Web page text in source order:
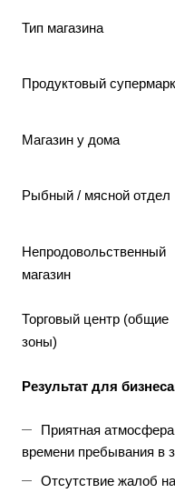
Тип магазина
Продуктовый
Магазин у дома
Рыбный / мясной отдел
Непродовольственный
магазин
Торговый центр (общие
зоны)
Результат для
Приятная
времени пребывания в
Отсутствие жалоб